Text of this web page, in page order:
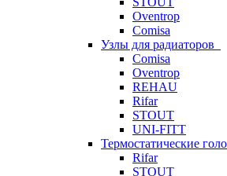
Oventrop
Comisa
Узлы для радиаторов
Comisa
Oventrop
REHAU
Rifar
STOUT
UNI-FITT
Термостатические
Rifar
STOUT